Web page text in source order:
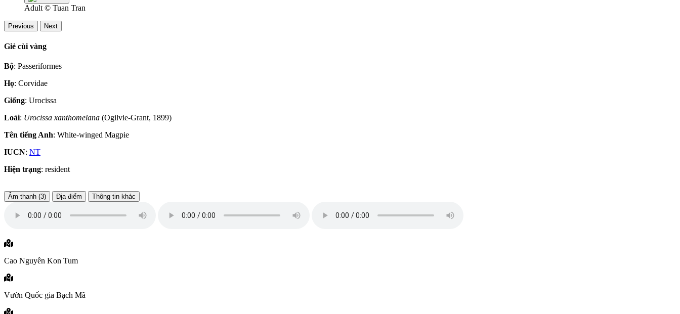
Adult © Tuan Tran
Previous Next
Giẻ cùi vàng
Bộ: Passeriformes
Họ: Corvidae
Giống: Urocissa
Loài: Urocissa xanthomelana (Ogilvie-Grant, 1899)
Tên tiếng Anh: White-winged Magpie
IUCN: NT
Hiện trạng: resident
Âm thanh (3) Địa điểm Thông tin khác
Cao Nguyên Kon Tum
Vườn Quốc gia Bạch Mã